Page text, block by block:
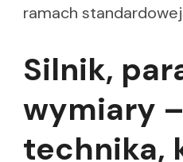
ramach
Silnik,
wymiary –
technika,